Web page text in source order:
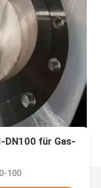
DN100 für Gas-
100